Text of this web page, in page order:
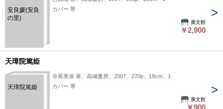
安良媛(安良
の里)
カバー 帯
廣文館
￥2,900
天璋院篤姫
天璋院篤姫
寺尾美保 著、高城書房、2007、270p、19cm、1
カバー 帯
廣文館